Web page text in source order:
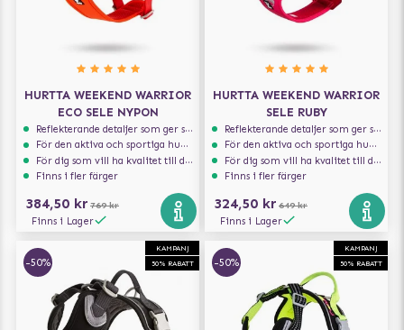
HURTTA WEEKEND WARRIOR
ECO SELE NYPON
Reflekterande detaljer som ger synlighet i svagt ljus
För den aktiva och sportiga hunden
För dig som vill ha kvalitet till din hund!
Finns i fler färger
384,50 kr 769 kr
Finns i Lager
HURTTA WEEKEND WARRIOR
SELE RUBY
Reflekterande detaljer som ger synlighet i svagt ljus
För den aktiva och sportiga hunden
För dig som vill ha kvalitet till din hund!
Finns i fler färger
324,50 kr 649 kr
Finns i Lager
KAMPANJ
50% RABATT
-50%
KAMPANJ
50% RABATT
-50%